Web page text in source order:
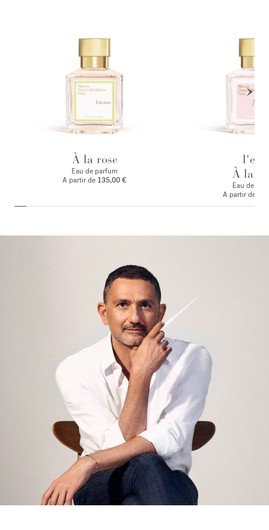
À la rose
Eau de parfum
A partir de 135,00 €
l'eau
À la
Eau de
A partir de